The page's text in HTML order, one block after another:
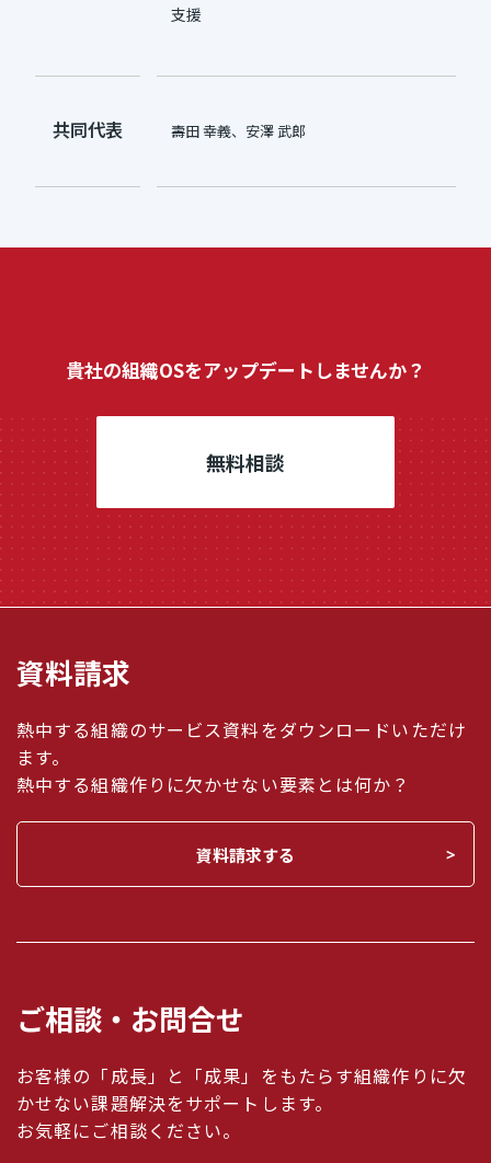
支援
共同代表 壽田 幸義、安澤 武郎
貴社の組織OSをアップデートしませんか？
無料相談
資料請求
熱中する組織のサービス資料をダウンロードいただけ
ます。
熱中する組織作りに欠かせない要素とは何か？
資料請求する
ご相談・お問合せ
お客様の「成長」と「成果」をもたらす組織作りに欠
かせない課題解決をサポートします。
お気軽にご相談ください。